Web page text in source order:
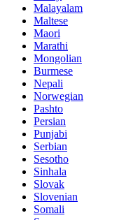
Malayalam
Maltese
Maori
Marathi
Mongolian
Burmese
Nepali
Norwegian
Pashto
Persian
Punjabi
Serbian
Sesotho
Sinhala
Slovak
Slovenian
Somali